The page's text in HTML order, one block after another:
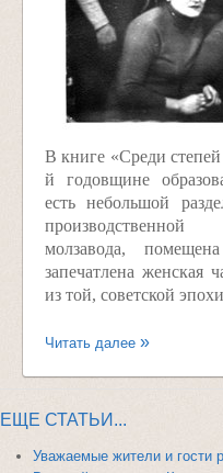
В книге «Среди
й годовщине
есть небольшой
производственной
молзавода,
запечатлена женская
из той, советской
Читать далее
ЕЩЕ СТАТЬИ...
Уважаемые жители и гости